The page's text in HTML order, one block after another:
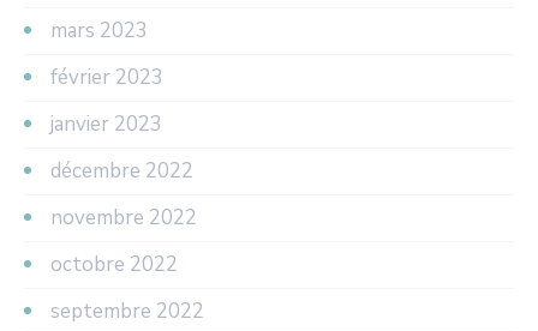
mars 2023
février 2023
janvier 2023
décembre 2022
novembre 2022
octobre 2022
septembre 2022